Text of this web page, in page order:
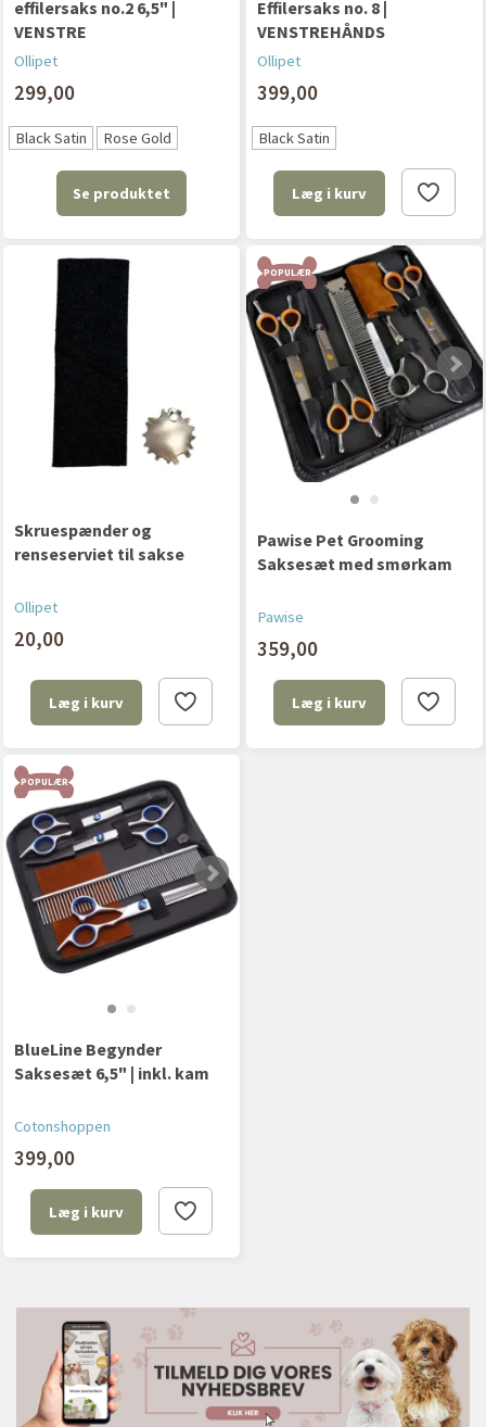
effilersaks no.2 6,5" |
VENSTRE
Ollipet
299,00
Black Satin Rose Gold
Se produktet
Effilersaks no. 8 |
VENSTREHÅNDS
Ollipet
399,00
Black Satin
Læg i kurv
Skruespænder og
renseserviet til sakse
Ollipet
20,00
Læg i kurv
POPULÆR
Pawise Pet Grooming
Saksesæt med smørkam
Pawise
359,00
Læg i kurv
POPULÆR
BlueLine Begynder
Saksesæt 6,5" | inkl. kam
Cotonshoppen
399,00
Læg i kurv